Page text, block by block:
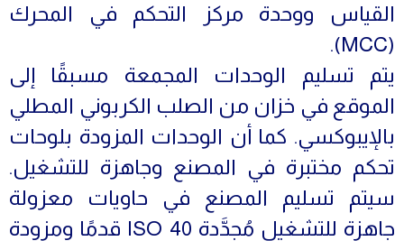
القياس ووحدة مركز التحكم في المحرك
(MCC).
يتم تسليم الوحدات المجمعة مسبقًا إلى
الموقع في خزان من الصلب الكربوني المطلي
بالإيبوكسي. كما أن الوحدات المزودة بلوحات
تحكم مختبرة في المصنع وجاهزة للتشغيل.
سيتم تسليم المصنع في حاويات معزولة
جاهزة للتشغيل مُجدَّدة ISO 40 قدمًا ومزودة